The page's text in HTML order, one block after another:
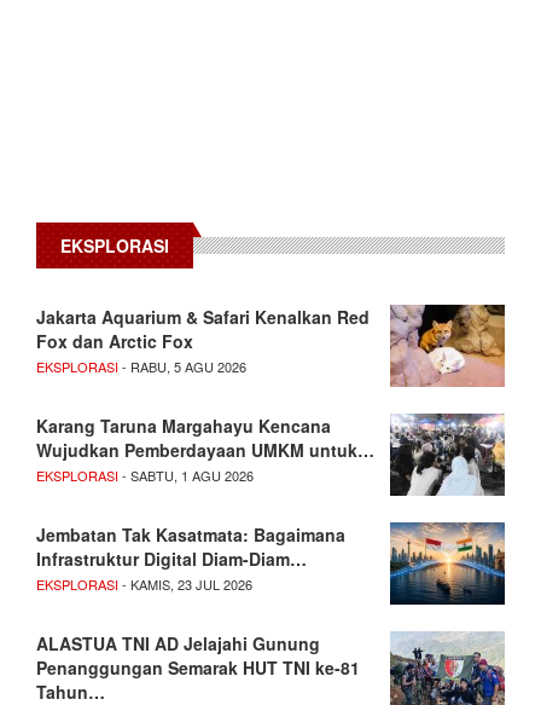
EKSPLORASI
Jakarta Aquarium & Safari Kenalkan Red
Fox dan Arctic Fox
EKSPLORASI- RABU, 5 AGU 2026
Karang Taruna Margahayu Kencana
Wujudkan Pemberdayaan UMKM untuk…
EKSPLORASI- SABTU, 1 AGU 2026
Jembatan Tak Kasatmata: Bagaimana
Infrastruktur Digital Diam-Diam…
EKSPLORASI- KAMIS, 23 JUL 2026
ALASTUA TNI AD Jelajahi Gunung
Penanggungan Semarak HUT TNI ke-81
Tahun…